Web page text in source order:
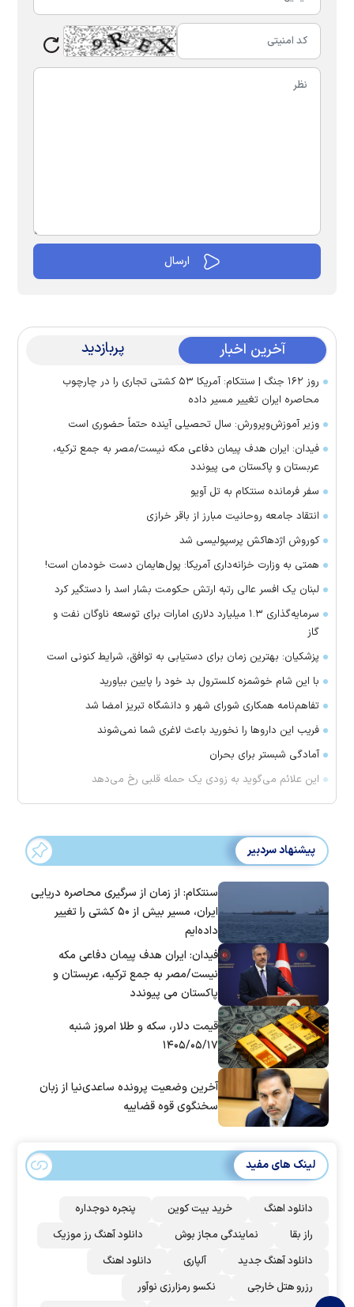
آخرین اخبار پربازدید
روز ۱۶۲ جنگ | سنتکام: آمریکا ۵۳ کشتی تجاری را در چارچوب
محاصره ایران تغییر مسیر داده
وزیر آموزش‌وپرورش: سال تحصیلی آینده حتماً حضوری است
فیدان: ایران هدف پیمان دفاعی مکه نیست/مصر به جمع ترکیه،
عربستان و پاکستان می پیوندد
سفر فرمانده سنتکام به تل آویو
انتقاد جامعه روحانیت مبارز از باقر خرازی
کوروش اژدهاکش پرسپولیسی شد
همتی به وزارت خزانه‌داری آمریکا: پول‌هایمان دست خودمان است!
لبنان یک افسر عالی رتبه ارتش حکومت بشار اسد را دستگیر کرد
سرمایه‌گذاری ۱.۳ میلیارد دلاری امارات برای توسعه ناوگان نفت و
گاز
پزشکیان: بهترین زمان برای دستیابی به توافق، شرایط کنونی است
با این شام خوشمزه کلسترول بد خود را پایین بیاورید
تفاهم‌نامه همکاری شورای شهر و دانشگاه تبریز امضا شد
فریب این دارو‌ها را نخورید باعث لاغری شما نمی‌شوند
آمادگی شبستر برای بحران
این علائم می‌گوید به زودی یک حمله قلبی رخ می‌دهد
پیشنهاد سردبیر
سنتکام: از زمان از سرگیری محاصره دریایی
ایران، مسیر بیش از ۵۰ کشتی را تغییر
داده‌ایم
فیدان: ایران هدف پیمان دفاعی مکه
نیست/مصر به جمع ترکیه، عربستان و
پاکستان می پیوندد
قیمت دلار، سکه و طلا امروز شنبه
۱۴۰۵/۰۵/۱۷
آخرین وضعیت پرونده ساعدی‌نیا از زبان
سخنگوی قوه قضاییه
لینک های مفید
دانلود اهنگ خرید بیت کوین
پنجره دوجداره
راز بقا
نمایندگی مجاز بوش
دانلود آهنگ رز‌ موزیک
دانلود آهنگ جدید
آلپاری
دانلود اهنگ
رزرو هتل خارجی
نکسو رمزارزی نوآور